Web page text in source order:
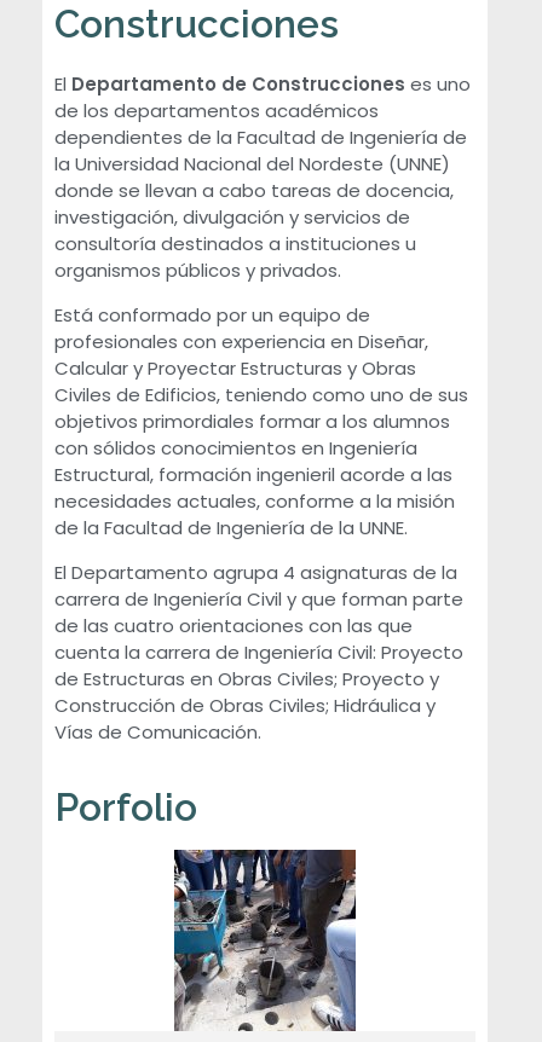
Construcciones
El Departamento de Construcciones es uno
de los departamentos académicos
dependientes de la Facultad de Ingeniería de
la Universidad Nacional del Nordeste (UNNE)
donde se llevan a cabo tareas de docencia,
investigación, divulgación y servicios de
consultoría destinados a instituciones u
organismos públicos y privados.
Está conformado por un equipo de
profesionales con experiencia en Diseñar,
Calcular y Proyectar Estructuras y Obras
Civiles de Edificios, teniendo como uno de sus
objetivos primordiales formar a los alumnos
con sólidos conocimientos en Ingeniería
Estructural, formación ingenieril acorde a las
necesidades actuales, conforme a la misión
de la Facultad de Ingeniería de la UNNE.
El Departamento agrupa 4 asignaturas de la
carrera de Ingeniería Civil y que forman parte
de las cuatro orientaciones con las que
cuenta la carrera de Ingeniería Civil: Proyecto
de Estructuras en Obras Civiles; Proyecto y
Construcción de Obras Civiles; Hidráulica y
Vías de Comunicación.
Porfolio